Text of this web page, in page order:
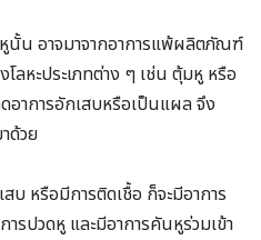
นั้น อาจมาจากอาการแพ้ผลิตภัณฑ์
ลหะประเภทต่าง ๆ เช่น ตุ้มหู หรือ
อาการอักเสบหรือเป็นแผล จึง
ด้วย
หรือมีการติดเชื้อ ก็จะมีอาการ
รปวดหู และมีอาการคันหูร่วมเข้า